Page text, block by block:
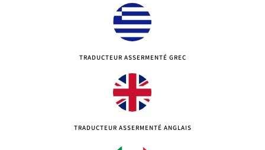
TRADUCTEUR ASSERMENTÉ GREC
TRADUCTEUR ASSERMENTÉ ANGLAIS